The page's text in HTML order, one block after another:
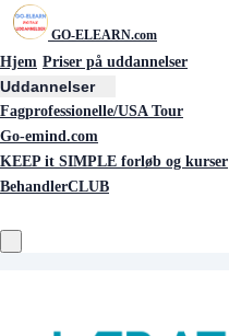
GO-ELEARN.com
Hjem Priser på uddannelser
Uddannelser
Fagprofessionelle/USA Tour
Go-emind.com
KEEP it SIMPLE forløb og kurser
BehandlerCLUB